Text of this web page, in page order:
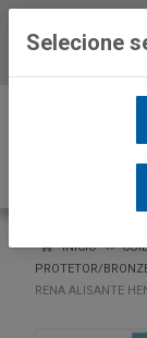
INÍCIO
PROTETOR/
RENA ALISANTE
Selecione